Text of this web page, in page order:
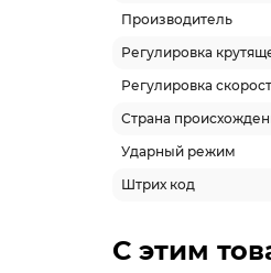
Производитель
Регулировка
Регулировка
Страна
Ударный режим
Штрих код